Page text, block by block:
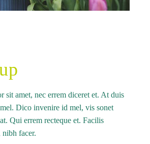
sit amet, nec errem diceret et. At duis
Dico invenire id mel, vis sonet
Qui errem recteque et. Facilis
facer.